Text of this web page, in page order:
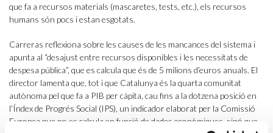
que fa a recursos materials (mascaretes, tests, etc.), els recursos
humans són pocs i estan esgotats.
Carreras reflexiona sobre les causes de les mancances del sistema i
apunta al “desajust entre recursos disponibles i les necessitats de
despesa pública”, que es calcula que és de 5 milions d’euros anuals. El
director lamenta que, tot i que Catalunya és la quarta comunitat
autònoma pel que fa a PIB per càpita, cau fins a la dotzena posició en
l’Índex de Progrés Social (IPS), un indicador elaborat per la Comissió
Europea que no es calcula en funció de dades econòmiques, sinó que